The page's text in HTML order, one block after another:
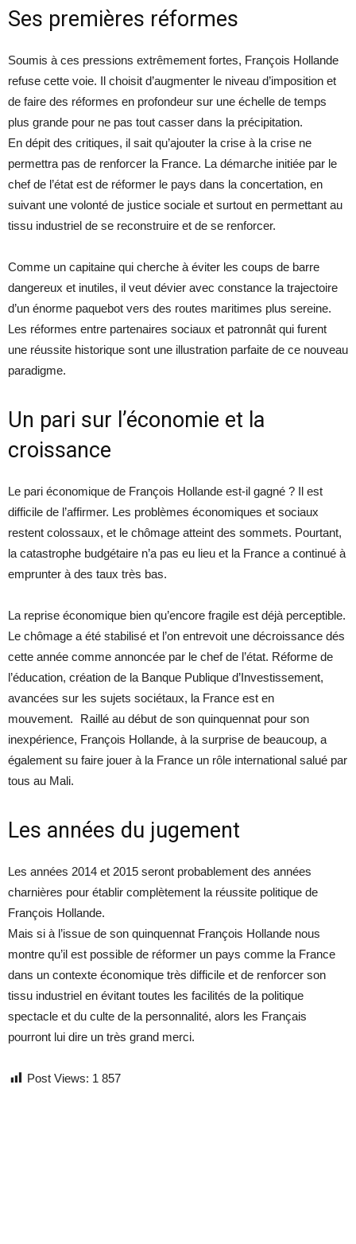
Ses premières réformes
Soumis à ces pressions extrêmement fortes, François Hollande
refuse cette voie. Il choisit d’augmenter le niveau d’imposition et
de faire des réformes en profondeur sur une échelle de temps
plus grande pour ne pas tout casser dans la précipitation.
En dépit des critiques, il sait qu’ajouter la crise à la crise ne
permettra pas de renforcer la France. La démarche initiée par le
chef de l’état est de réformer le pays dans la concertation, en
suivant une volonté de justice sociale et surtout en permettant au
tissu industriel de se reconstruire et de se renforcer.
Comme un capitaine qui cherche à éviter les coups de barre
dangereux et inutiles, il veut dévier avec constance la trajectoire
d’un énorme paquebot vers des routes maritimes plus sereine.
Les réformes entre partenaires sociaux et patronnât qui furent
une réussite historique sont une illustration parfaite de ce nouveau
paradigme.
Un pari sur l’économie et la
croissance
Le pari économique de François Hollande est-il gagné ? Il est
difficile de l’affirmer. Les problèmes économiques et sociaux
restent colossaux, et le chômage atteint des sommets. Pourtant,
la catastrophe budgétaire n’a pas eu lieu et la France a continué à
emprunter à des taux très bas.
La reprise économique bien qu’encore fragile est déjà perceptible.
Le chômage a été stabilisé et l’on entrevoit une décroissance dés
cette année comme annoncée par le chef de l’état. Réforme de
l’éducation, création de la Banque Publique d’Investissement,
avancées sur les sujets sociétaux, la France est en
mouvement. Raillé au début de son quinquennat pour son
inexpérience, François Hollande, à la surprise de beaucoup, a
également su faire jouer à la France un rôle international salué par
tous au Mali.
Les années du jugement
Les années 2014 et 2015 seront probablement des années
charnières pour établir complètement la réussite politique de
François Hollande.
Mais si à l’issue de son quinquennat François Hollande nous
montre qu’il est possible de réformer un pays comme la France
dans un contexte économique très difficile et de renforcer son
tissu industriel en évitant toutes les facilités de la politique
spectacle et du culte de la personnalité, alors les Français
pourront lui dire un très grand merci.
Post Views: 1 857